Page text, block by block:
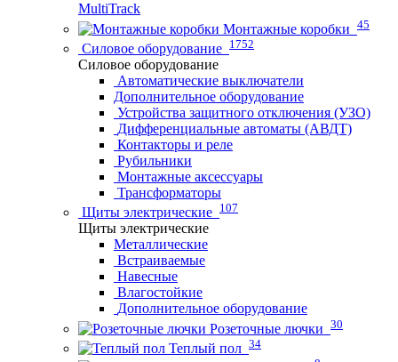
MultiTrack
Монтажные коробки 45
Силовое оборудование 1752
Силовое оборудование
Автоматические выключатели
Дополнительное оборудование
Устройства защитного отключения (УЗО)
Дифференциальные автоматы (АВДТ)
Контакторы и реле
Рубильники
Монтажные аксессуары
Трансформаторы
Щиты электрические 107
Щиты электрические
Металлические
Встраиваемые
Навесные
Влагостойкие
Дополнительное оборудование
Розеточные лючки 30
Теплый пол 34